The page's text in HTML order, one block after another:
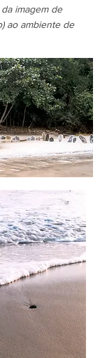
imagem de
ao ambiente de